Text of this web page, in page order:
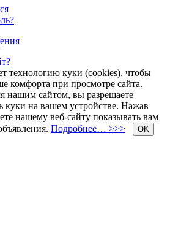
технологию куки (cookies), чтобы
комфорта при просмотре сайта.
нашим сайтом, вы разрешаете
куки на вашем устройстве. Нажав
нашему веб-сайту показывать вам
Подробнее… >>> OK